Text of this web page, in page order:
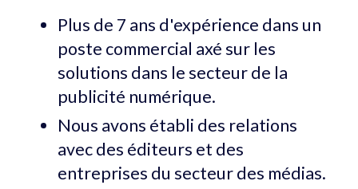
Plus de 7 ans d'expérience dans un
poste commercial axé sur les
solutions dans le secteur de la
publicité numérique.
Nous avons établi des relations
avec des éditeurs et des
entreprises du secteur des médias.